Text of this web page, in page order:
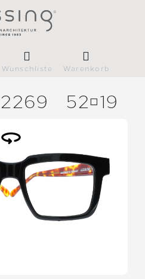
Wunschliste Warenkorb
2269 5219